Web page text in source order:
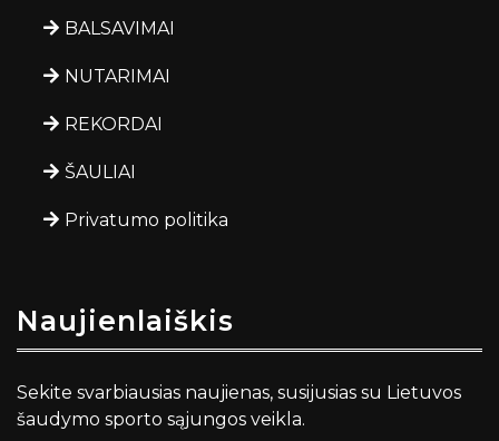
BALSAVIMAI
NUTARIMAI
REKORDAI
ŠAULIAI
Privatumo politika
Naujienlaiškis
Sekite svarbiausias naujienas, susijusias su Lietuvos
šaudymo sporto sąjungos veikla.